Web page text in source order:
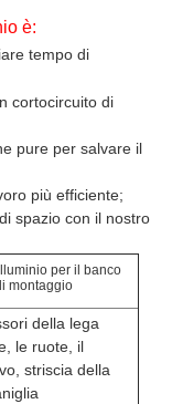
è:
tempo di
cortocircuito di
pure per salvare il
più efficiente;
spazio con il nostro
per il banco
montaggio
della lega
le ruote, il
striscia della